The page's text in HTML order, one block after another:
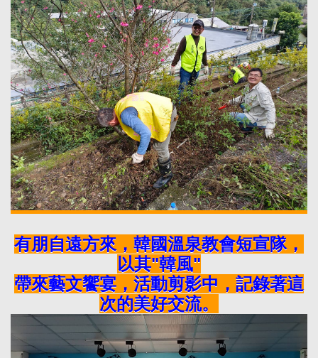
有朋自遠方來，韓國溫泉教會短宣隊，
以其"韓風"
帶來藝文饗宴，活動剪影中，記錄著這
次的美好交流。